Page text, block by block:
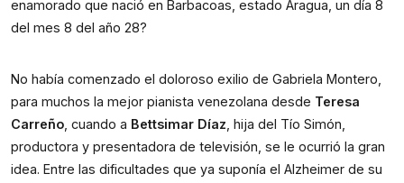
enamorado que nació en Barbacoas, estado Aragua, un día 8
del mes 8 del año 28?
No había comenzado el doloroso exilio de Gabriela Montero,
para muchos la mejor pianista venezolana desde Teresa
Carreño , cuando a Bettsimar Díaz , hija del Tío Simón,
productora y presentadora de televisión, se le ocurrió la gran
idea. Entre las dificultades que ya suponía el Alzheimer de su